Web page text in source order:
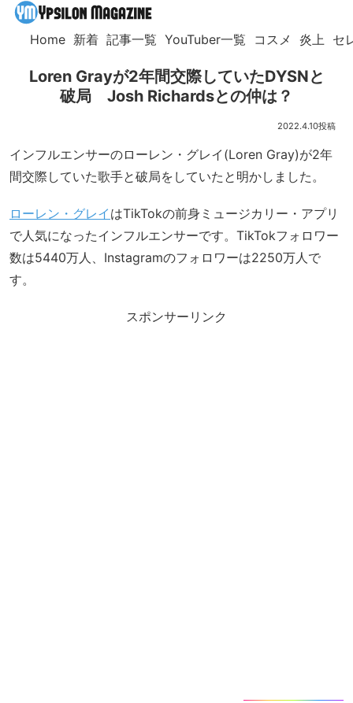
Home 新着 記事一覧 YouTuber一覧 コスメ 炎上 セ
Loren Grayが2年間交際していたDYSNと
破局 Josh Richardsとの仲は？
2022.4.10
インフルエンサーのローレン・グレイ(Loren Gray)が2年
間交際していた歌手と破局をしていたと明かしました。
ローレン・グレイ はTikTokの前身ミュージカリー・アプリ
で人気になったインフルエンサーです。TikTokフォロワー
数は5440万人、Instagramのフォロワーは2250万人で
す。
スポンサーリンク